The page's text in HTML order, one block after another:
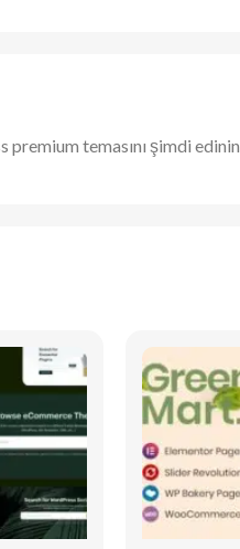
temasını şimdi edinin.